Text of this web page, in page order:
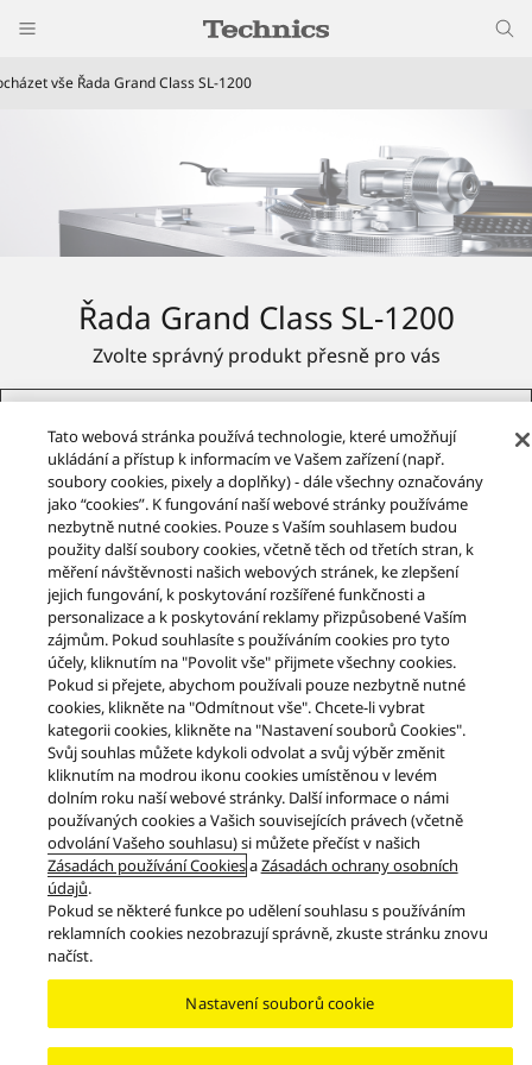
vše Řada Grand Class SL-1200
Zvolte správný produkt přesně pro vás
Řada Grand Class SL-1200
Více informací
Výrobky Grand Class Řada Grand Class SL-1200
Facebook X YouTube
Instagram
Podmínky používání
Oznámení o ochraně osobních údajů
Kontaktujte nás
Zásady používání souborů cookie
Přístupnost
Nahlásit překážky
EU Data Act
ZÁKONNÁ ZÁRUKA
Copyright © 2026 Panasonic Marketing Europe GmbH – organizační složka
Česká republika Všechna práva vyhrazena
Tato webová stránka používá technologie, které umožňují
ukládání a přístup k informacím ve Vašem zařízení (např.
soubory cookies, pixely a doplňky) - dále všechny označovány
jako “cookies”. K fungování naší webové stránky používáme
nezbytně nutné cookies. Pouze s Vaším souhlasem budou
použity další soubory cookies, včetně těch od třetích stran, k
měření návštěvnosti našich webových stránek, ke zlepšení
jejich fungování, k poskytování rozšířené funkčnosti a
personalizace a k poskytování reklamy přizpůsobené Vaším
zájmům. Pokud souhlasíte s používáním cookies pro tyto
účely, kliknutím na "Povolit vše" přijmete všechny cookies.
Pokud si přejete, abychom používali pouze nezbytně nutné
cookies, klikněte na "Odmítnout vše". Chcete-li vybrat
kategorii cookies, klikněte na "Nastavení souborů Cookies".
Svůj souhlas můžete kdykoli odvolat a svůj výběr změnit
kliknutím na modrou ikonu cookies umístěnou v levém
dolním roku naší webové stránky. Další informace o námi
používaných cookies a Vašich souvisejících právech (včetně
odvolání Vašeho souhlasu) si můžete přečíst v našich
Zásadách používání CookiesaZásadách ochrany osobních
údajů.
Pokud se některé funkce po udělení souhlasu s používáním
reklamních cookies nezobrazují správně, zkuste stránku znovu
načíst.
Nastavení souborů cookie